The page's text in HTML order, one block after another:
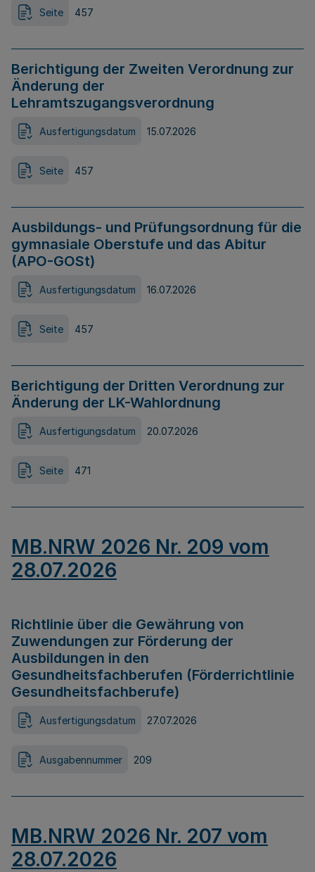
Seite 457
Berichtigung der Zweiten Verordnung zur
Änderung der
Lehramtszugangsverordnung
Ausfertigungsdatum 15.07.2026
Seite 457
Ausbildungs- und Prüfungsordnung für die
gymnasiale Oberstufe und das Abitur
(APO-GOSt)
Ausfertigungsdatum 16.07.2026
Seite 457
Berichtigung der Dritten Verordnung zur
Änderung der LK-Wahlordnung
Ausfertigungsdatum 20.07.2026
Seite 471
MB.NRW 2026 Nr. 209 vom
28.07.2026
Richtlinie über die Gewährung von
Zuwendungen zur Förderung der
Ausbildungen in den
Gesundheitsfachberufen (Förderrichtlinie
Gesundheitsfachberufe)
Ausfertigungsdatum 27.07.2026
Ausgabennummer 209
MB.NRW 2026 Nr. 207 vom
28.07.2026